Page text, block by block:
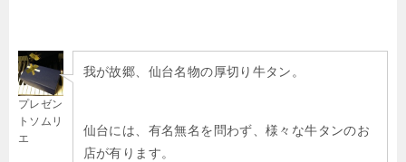
プレゼン
トソムリ
エ
我が故郷、仙台名物の厚切り牛タン。
仙台には、有名無名を問わず、様々な牛タンのお
店が有ります。